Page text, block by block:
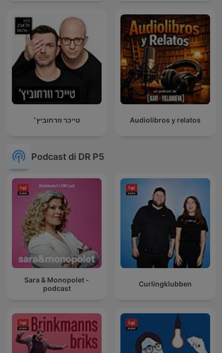
טייכר וזרחוביץ׳ Audiolibros y relatos
Podcast di DR P5
Sara & Monopolet -
podcast
Curlingklubben